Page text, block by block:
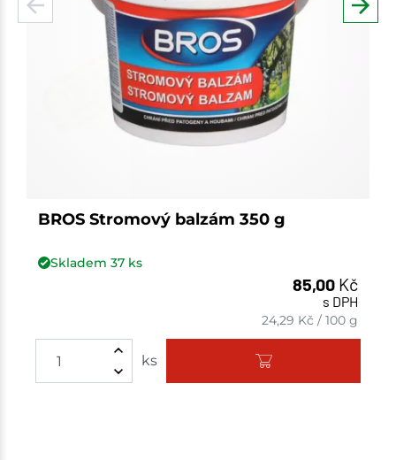
BROS Stromový balzám 350 g
Skladem 37ks
85,00 Kč
s DPH
24,29 Kč /100 g
ks